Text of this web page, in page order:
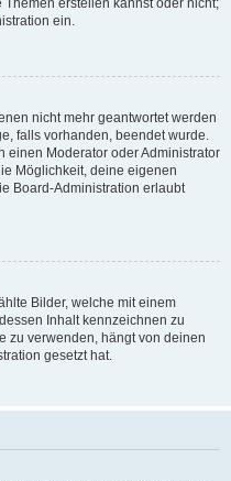
erstellen kannst oder nicht;
ein.
nicht mehr geantwortet werden
falls vorhanden, beendet wurde.
einen Moderator oder Administrator
Möglichkeit, deine eigenen
Board-Administration erlaubt
Bilder, welche mit einem
Inhalt kennzeichnen zu
zu verwenden, hängt von deinen
gesetzt hat.